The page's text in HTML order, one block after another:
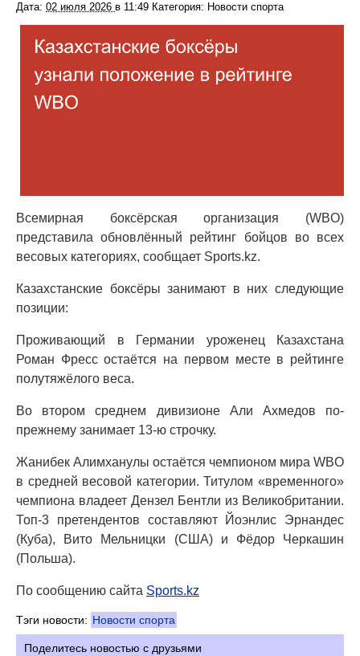
Дата: 02 июля 2026 в 11:49 Категория: Новости спорта
Всемирная боксёрская организация (WBO)
представила обновлённый рейтинг бойцов во всех
весовых категориях, сообщает Sports.kz.
Казахстанские боксёры занимают в них следующие
позиции:
Проживающий в Германии уроженец Казахстана
Роман Фресс остаётся на первом месте в рейтинге
полутяжёлого веса.
Во втором среднем дивизионе Али Ахмедов по-
прежнему занимает 13-ю строчку.
Жанибек Алимханулы остаётся чемпионом мира WBO
в средней весовой категории. Титулом «временного»
чемпиона владеет Дензел Бентли из Великобритании.
Топ-3 претендентов составляют Йоэнлис Эрнандес
(Куба), Вито Мельницки (США) и Фёдор Черкашин
(Польша).
По сообщению сайта Sports.kz
Тэги новости: Новости спорта
Поделитесь новостью с друзьями